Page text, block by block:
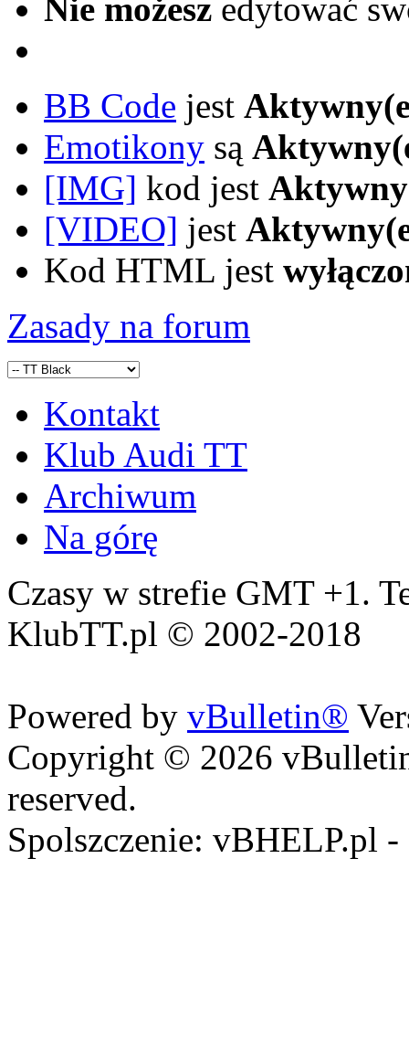
Nie możesz edytować
BB Code jest
Emotikony są
[IMG] kod jest
[VIDEO] jest
Kod HTML jest
Zasady na forum
Kontakt
Klub Audi TT
Archiwum
Na górę
Czasy w strefie GMT +1.
KlubTT.pl © 2002-2018
Powered by vBulletin®
Copyright © 2026
reserved.
Spolszczenie: vBHELP.pl